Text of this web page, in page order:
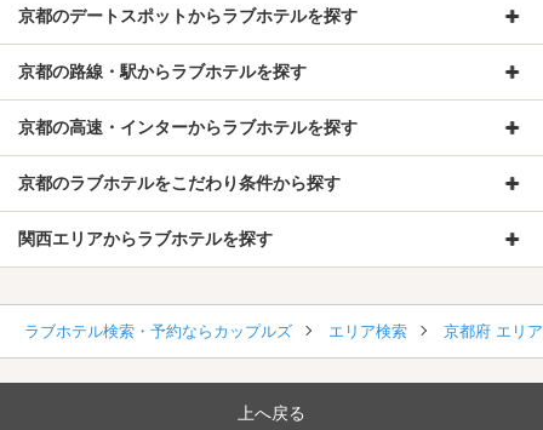
京都のデートスポットからラブホテルを探す
京都の路線・駅からラブホテルを探す
京都の高速・インターからラブホテルを探す
京都のラブホテルをこだわり条件から探す
関西エリアからラブホテルを探す
ラブホテル検索・予約ならカップルズ エリア検索 京都府 エリ
上へ戻る